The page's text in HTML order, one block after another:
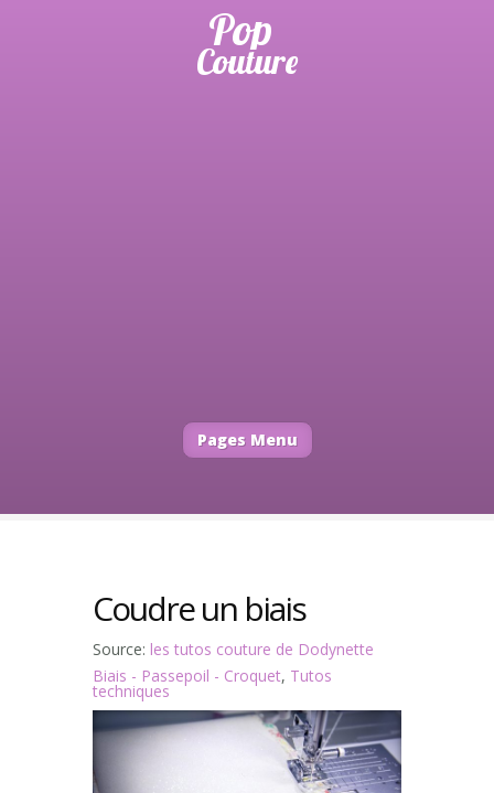
Pages Menu
Coudre un biais
Source: les tutos couture de Dodynette
Biais - Passepoil - Croquet, Tutos
techniques